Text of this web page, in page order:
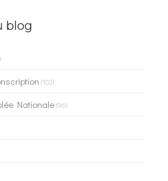
blog
(103)
Nationale(96)